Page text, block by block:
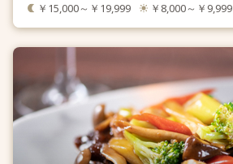
￥15,000～￥19,999 ￥8,000～￥9,999